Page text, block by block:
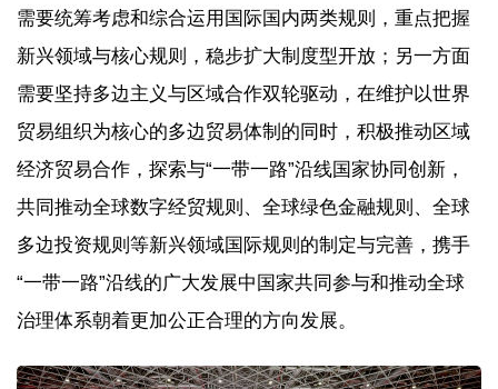
需要统筹考虑和综合运用国际国内两类规则，重点把握
新兴领域与核心规则，稳步扩大制度型开放；另一方面
需要坚持多边主义与区域合作双轮驱动，在维护以世界
贸易组织为核心的多边贸易体制的同时，积极推动区域
经济贸易合作，探索与“一带一路”沿线国家协同创新，
共同推动全球数字经贸规则、全球绿色金融规则、全球
多边投资规则等新兴领域国际规则的制定与完善，携手
“一带一路”沿线的广大发展中国家共同参与和推动全球
治理体系朝着更加公正合理的方向发展。